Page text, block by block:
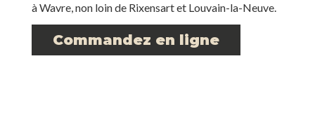
à Wavre, non loin de Rixensart et Louvain-la-Neuve.
Commandez en ligne